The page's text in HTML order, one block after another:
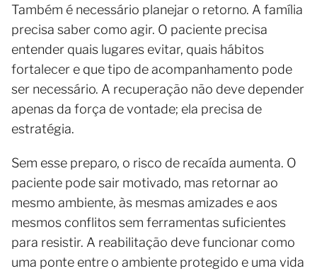
Também é necessário planejar o retorno. A família
precisa saber como agir. O paciente precisa
entender quais lugares evitar, quais hábitos
fortalecer e que tipo de acompanhamento pode
ser necessário. A recuperação não deve depender
apenas da força de vontade; ela precisa de
estratégia.
Sem esse preparo, o risco de recaída aumenta. O
paciente pode sair motivado, mas retornar ao
mesmo ambiente, às mesmas amizades e aos
mesmos conflitos sem ferramentas suficientes
para resistir. A reabilitação deve funcionar como
uma ponte entre o ambiente protegido e uma vida